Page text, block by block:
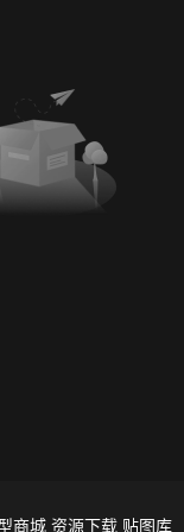
商城 资源下载 贴图库